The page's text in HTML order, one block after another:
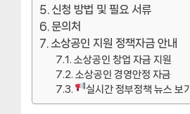
신청 방법 및 필요 서류
문의처
소상공인 지원 정책자금 안내
소상공인 창업 자금 지원
소상공인 경영안정 자금
실시간 정부정책 뉴스 보기